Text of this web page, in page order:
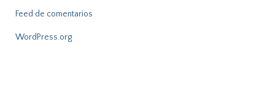
Feed de comentarios
WordPress.org